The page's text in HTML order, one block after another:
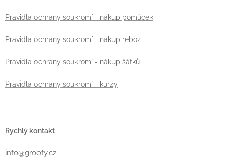
Pravidla ochrany soukromí - nákup pomůcek
Pravidla ochrany soukromí - nákup reboz
Pravidla ochrany soukromí - nákup šátků
Pravidla ochrany soukromí - kurzy
Rychlý kontakt
info@groofy.cz